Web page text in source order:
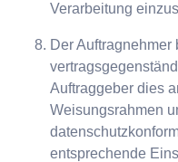
Verarbeitung
Der
Auftraggeber dies
Weisungsrahmen
entsprechende